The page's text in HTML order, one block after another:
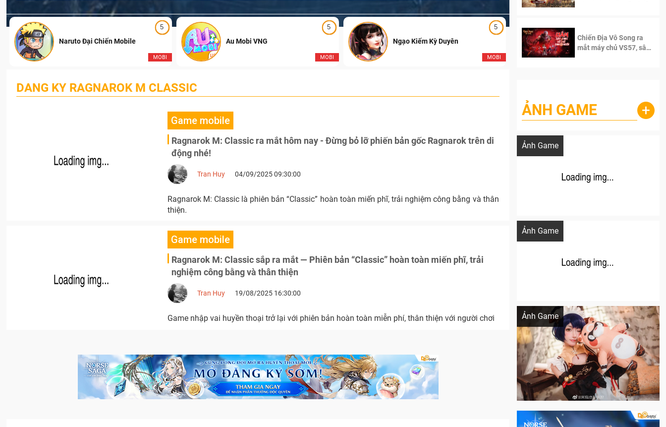
5
MOBI
Naruto Đại Chiến Mobile
5
MOBI
Au Mobi VNG
5
MOBI
Ngạo Kiếm Kỳ Duyên Ngạo Thiên Mobile
DANG KY RAGNAROK M CLASSIC
Game mobile
Ragnarok M: Classic ra mắt hôm nay - Đừng bỏ lỡ phiến bản gốc Ragnarok trên di
động nhé!
Tran Huy 04/09/2025 09:30:00
Ragnarok M: Classic là phiên bản “Classic” hoàn toàn miến phĩ, trải nghiệm công bằng và thân
thiện.
Game mobile
Ragnarok M: Classic sắp ra mắt — Phiên bản “Classic” hoàn toàn miến phĩ, trải
nghiệm công bằng và thân thiện
Tran Huy 19/08/2025 16:30:00
Game nhập vai huyền thoại trở lại với phiên bản hoàn toàn miễn phí, thân thiện với người chơi
Chiến Địa Vô Song ra
mắt máy chủ VS57, sân
ẢNH GAME +
Ảnh Game
Lala Croft vừa nóng vừa xinh dưới nét vẽ
Ảnh Game
Ảnh Game